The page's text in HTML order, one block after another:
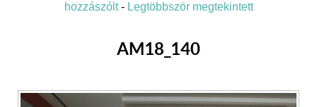
hozzászólt- Legtöbbször megtekintett
AM18_140